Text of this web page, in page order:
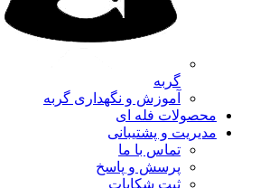
گربه
آموزش و نگهداری گربه
محصولات فله ای
مدیریت و پشتیبانی
تماس با ما
پرسش و پاسخ
ثبت شکایات